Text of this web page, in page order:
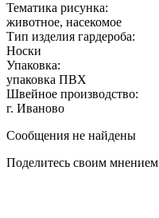
Тематика рисунка:
животное, насекомое
Тип изделия гардероба:
Носки
Упаковка:
упаковка ПВХ
Швейное производство:
г. Иваново
Сообщения не найдены
Поделитесь своим мнением